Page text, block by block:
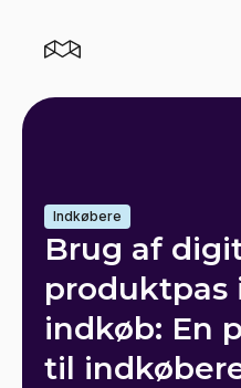
Indkøbere
Brug af
indkøb: En
til